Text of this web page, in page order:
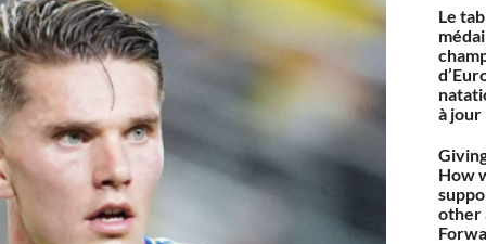
Le
à jour
How
other